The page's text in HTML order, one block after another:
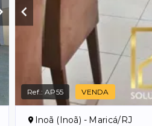
Ref.:AP55 VENDA
Inoã (Inoã) - Maricá/RJ